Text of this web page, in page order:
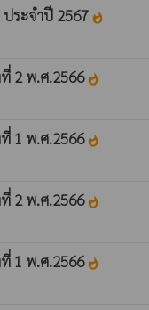
ระจำปี 2567 whatshot
2 พ.ศ.2566whatshot
1 พ.ศ.2566whatshot
2 พ.ศ.2566whatshot
1 พ.ศ.2566whatshot